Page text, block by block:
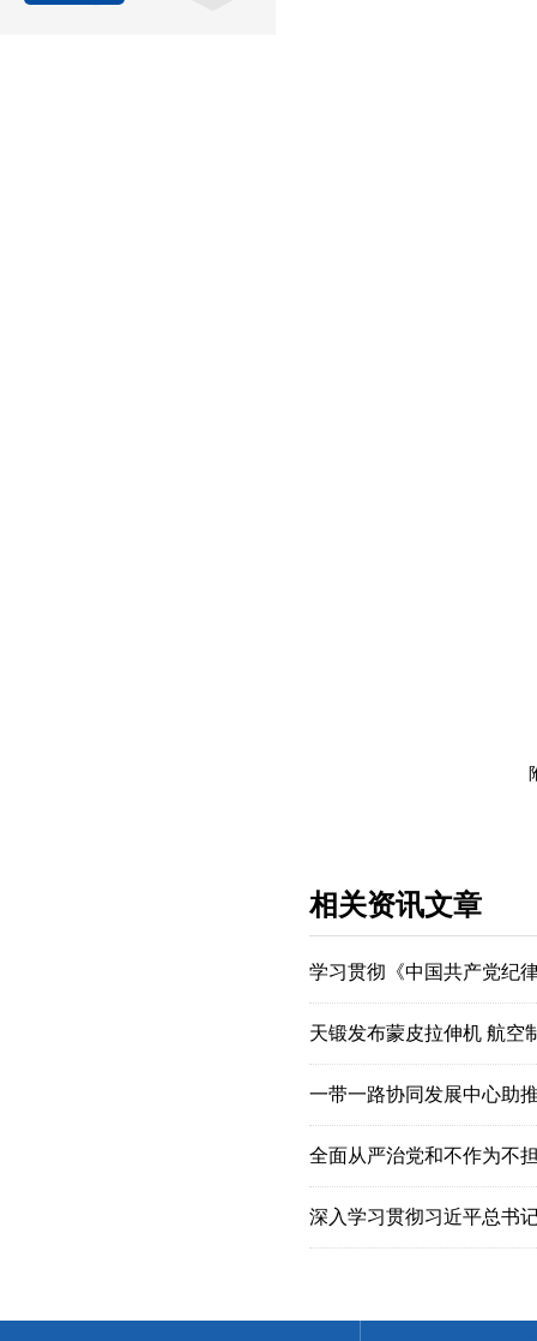
相关资讯文章
学习贯彻《中国共产党纪
天锻发布蒙皮拉伸机 航空
一带一路协同发展中心助
全面从严治党和不作为不